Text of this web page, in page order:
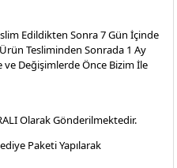
Edildikten Sonra 7 Gün İçinde
Tesliminden Sonrada 1 Ay
Değişimlerde Önce Bizim İle
Olarak Gönderilmektedir.
Paketi Yapılarak